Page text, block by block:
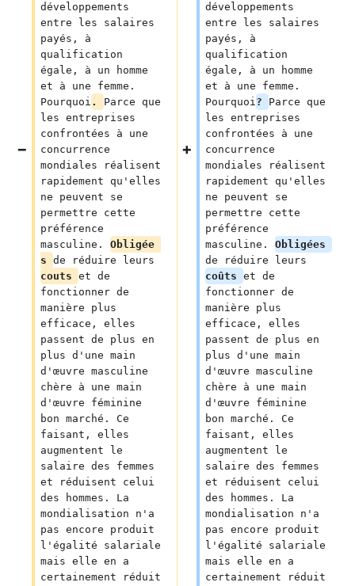
développements
entre les salaires
payés, à
qualification
égale, à un homme
et à une femme.
Pourquoi . Parce que
les entreprises
confrontées à une
concurrence
mondiales réalisent
rapidement qu'elles
ne peuvent se
permettre cette
préférence
masculine. Obligée
s de réduire leurs
couts et de
fonctionner de
manière plus
efficace, elles
passent de plus en
plus d'une main
d'œuvre masculine
chère à une main
d'œuvre féminine
bon marché. Ce
faisant, elles
augmentent le
salaire des femmes
et réduisent celui
des hommes. La
mondialisation n'a
pas encore produit
l'égalité salariale
mais elle en a
certainement réduit
développements
entre les salaires
payés, à
qualification
égale, à un homme
et à une femme.
Pourquoi? Parce que
les entreprises
confrontées à une
concurrence
mondiales réalisent
rapidement qu'elles
ne peuvent se
permettre cette
préférence
masculine. Obligées
de réduire leurs
coûts et de
fonctionner de
manière plus
efficace, elles
passent de plus en
plus d'une main
d'œuvre masculine
chère à une main
d'œuvre féminine
bon marché. Ce
faisant, elles
augmentent le
salaire des femmes
et réduisent celui
des hommes. La
mondialisation n'a
pas encore produit
l'égalité salariale
mais elle en a
certainement réduit